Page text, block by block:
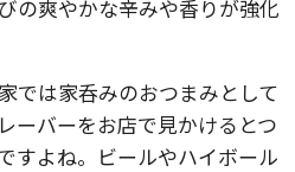
の爽やかな辛みや香りが強化
では家呑みのおつまみとして
ーバーをお店で見かけるとつ
すよね。ビールやハイボール